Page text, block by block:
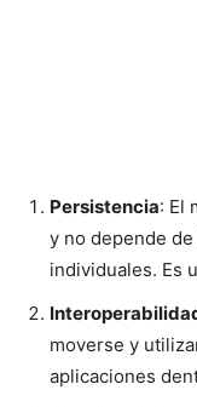
Persistencia: El
y no depende
individuales. Es
moverse y
aplicaciones